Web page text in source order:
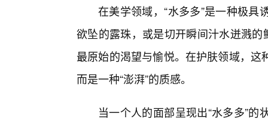
在美学领域，“水多多”是一种极
欲坠的露珠，或是切开瞬间汁水迸溅
最原始的渴望与愉悦。在护肤领域，
而是一种“澎湃”的质感。
当一个人的面部呈现出“水多多”